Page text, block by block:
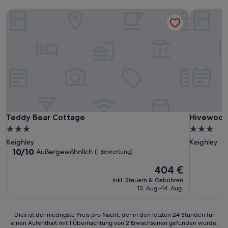
Teddy Bear Cottage
Teddy Bear Cottage
3.0-
Sterne-
Unterkunft
Keighley
10.0
10/10 Außergewöhnlich (1 Bewertung)
Der
Preis
beträgt
404 €
inkl. Steuern & Gebühren
13. Aug.–14. Aug.
3.0-
Sterne-
Keighley
Dies
ist
Dies ist der niedrigste Preis pro Nacht, der in den letzten 24 Stunden für
einen Aufenthalt mit 1 Übernachtung von 2 Erwachsenen gefunden wurde.